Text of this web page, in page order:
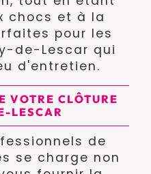
chocs et à la
pour les
de-Lescar qui
d'entretien.
VOTRE CLÔTURE
LESCAR
de
se charge non